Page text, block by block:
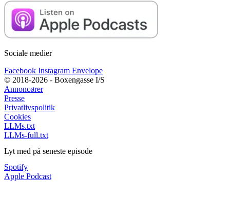
Sociale medier
Facebook Instagram Envelope
© 2018-2026 - Boxengasse I/S
Annoncører
Presse
Privatlivspolitik
Cookies
LLMs.txt
LLMs-full.txt
Lyt med på seneste episode
Spotify
Apple Podcast